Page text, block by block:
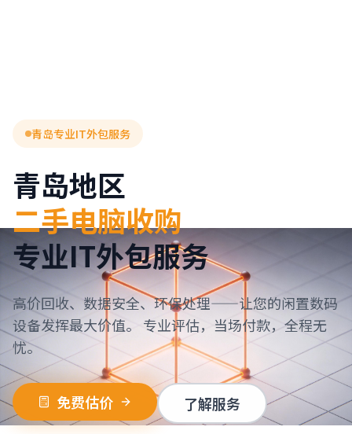
青岛专业IT外包服务
青岛地区
二手电脑收购
专业IT外包服务
高价回收、数据安全、环保处理——让您的闲置数码
设备发挥最大价值。 专业评估，当场付款，全程无
忧。
免费估价 了解服务